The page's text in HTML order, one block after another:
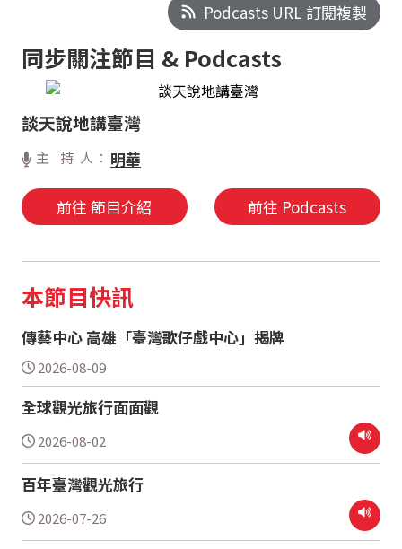
Podcasts URL 訂閱複製
同步關注節目 & Podcasts
談天說地講臺灣
主 持 人： 明華
前往 節目介紹 前往 Podcasts
本節目快訊
傳藝中心 高雄「臺灣歌仔戲中心」揭牌
2026-08-09
全球觀光旅行面面觀
2026-08-02
百年臺灣觀光旅行
2026-07-26